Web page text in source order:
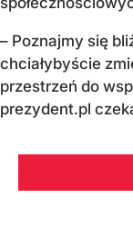
– Poznajmy się
chciałybyście
przestrzeń do
prezydent.pl